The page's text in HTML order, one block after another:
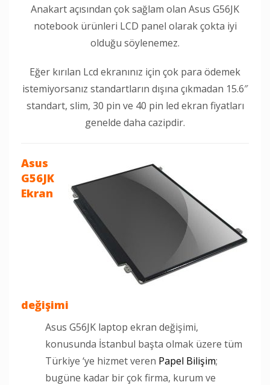
Anakart açısından çok sağlam olan Asus G56JK
notebook ürünleri LCD panel olarak çokta iyi
olduğu söylenemez.
Eğer kırılan Lcd ekranınız için çok para ödemek
istemiyorsanız standartların dışına çıkmadan 15.6″
standart, slim, 30 pin ve 40 pin led ekran fiyatları
genelde daha cazipdir.
Asus
G56JK
Ekran
değişimi
Asus G56JK laptop ekran değişimi,
konusunda İstanbul başta olmak üzere tüm
Türkiye ‘ye hizmet veren Papel Bilişim;
bugüne kadar bir çok firma, kurum ve